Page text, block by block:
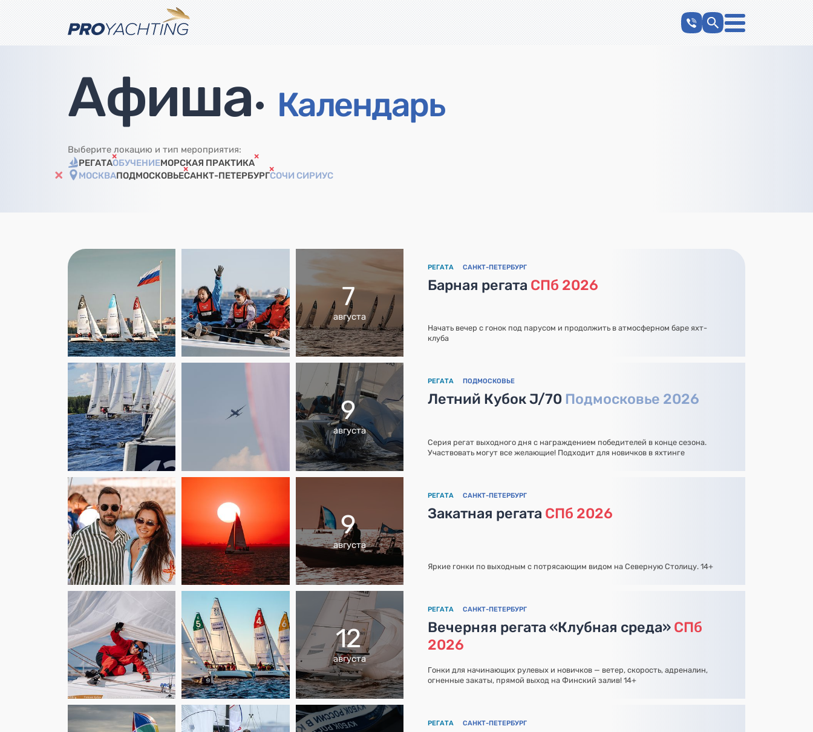
Афиша• Календарь
Выберите локацию и тип мероприятия:
РЕГАТАОБУЧЕНИЕМОРСКАЯ ПРАКТИКА
МОСКВАПОДМОСКОВЬЕСАНКТ-ПЕТЕРБУРГСОЧИ СИРИУС
7
августа
РЕГАТА САНКТ-ПЕТЕРБУРГ
Барная регата СПб 2026
Начать вечер с гонок под парусом и продолжить в атмосферном баре яхт-
клуба
9
августа
РЕГАТА ПОДМОСКОВЬЕ
Летний Кубок J/70 Подмосковье 2026
Серия регат выходного дня с награждением победителей в конце сезона.
Участвовать могут все желающие! Подходит для новичков в яхтинге
9
августа
РЕГАТА САНКТ-ПЕТЕРБУРГ
Закатная регата СПб 2026
Яркие гонки по выходным с потрясающим видом на Северную Столицу. 14+
12
августа
РЕГАТА САНКТ-ПЕТЕРБУРГ
Вечерняя регата «Клубная среда» СПб
2026
Гонки для начинающих рулевых и новичков — ветер, скорость, адреналин,
огненные закаты, прямой выход на Финский залив! 14+
РЕГАТА САНКТ-ПЕТЕРБУРГ